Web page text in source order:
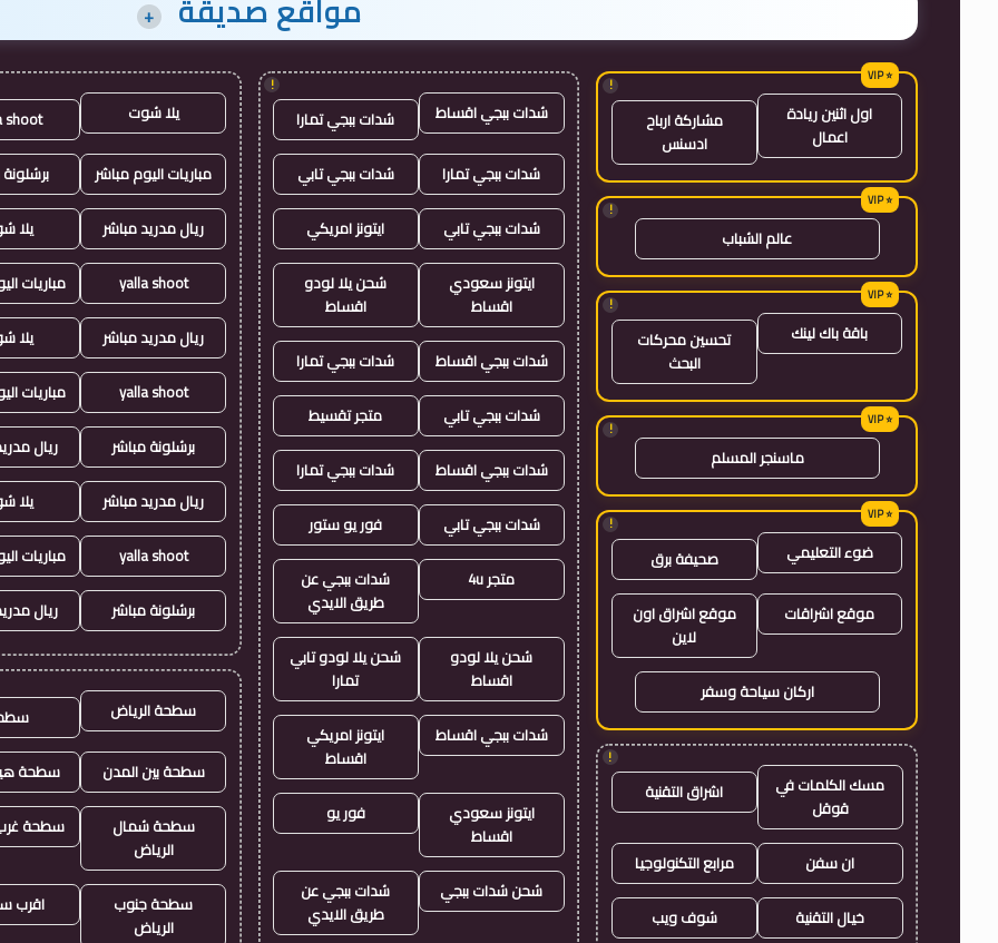
مواقع صديقة +
!
اول اثنين ريادة
اعمال
مشاركة ارباح
ادسنس
!
عالم الشباب
!
باقة باك لينك
تحسين محركات
البحث
!
ماسنجر المسلم
!
ضوء التعليمي صحيفة برق
موقع اشراقات
موقع اشراق اون
لاين
اركان سياحة وسفر
!
مسك الكلمات في
قوقل
اشراق التقنية
ان سفن مرابع التكنولوجيا
خيال التقنية شوف ويب
!
شدات ببجي اقساط شدات ببجي تمارا
شدات ببجي تمارا شدات ببجي تابي
شدات ببجي تابي ايتونز امريكي
ايتونز سعودي
اقساط
شحن يلا لودو
اقساط
شدات ببجي اقساط شدات ببجي تمارا
شدات ببجي تابي متجر تقسيط
شدات ببجي اقساط شدات ببجي تمارا
شدات ببجي تابي فور يو ستور
متجر 4u
شدات ببجي عن
طريق الايدي
شحن يلا لودو
اقساط
شحن يلا لودو تابي
تمارا
شدات ببجي اقساط
ايتونز امريكي
اقساط
ايتونز سعودي
اقساط
فور يو
شحن شدات ببجي
شدات ببجي عن
طريق الايدي
يلا شوت shoot
مباريات اليوم مباشر
ريال مدريد مباشر يلا
yalla shoot مباريات
ريال مدريد مباشر يلا
yalla shoot مباريات
برشلونة مباشر ريال
ريال مدريد مباشر يلا
yalla shoot مباريات
برشلونة مباشر ريال
سطحة الرياض
سطحة بين المدن سطحة
سطحة شمال
الرياض
سطحة
سطحة جنوب
الرياض
اقرب